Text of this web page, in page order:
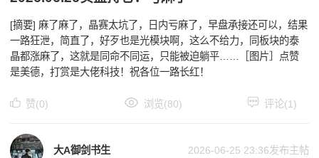
[摘要] 麻了麻了，晶赛太坑了，日内亏麻了，早盘承接还可以，结果
一路狂泄，简直了，好歹也是光模块啊，这么不给力，同板块的泰
晶都涨麻了，这就是同命不同运，只能被迫躺平……［图片］点赞
是美德，打赏是大佬科技！祝各位一路长红！
赞(0) 浏览(80) 评论(1)
大A御剑书生 2026-06-25 23:36发布主帖